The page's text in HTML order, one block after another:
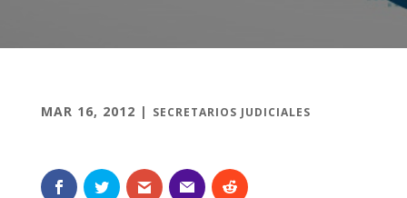
MAR 16, 2012 | SECRETARIOS JUDICIALES